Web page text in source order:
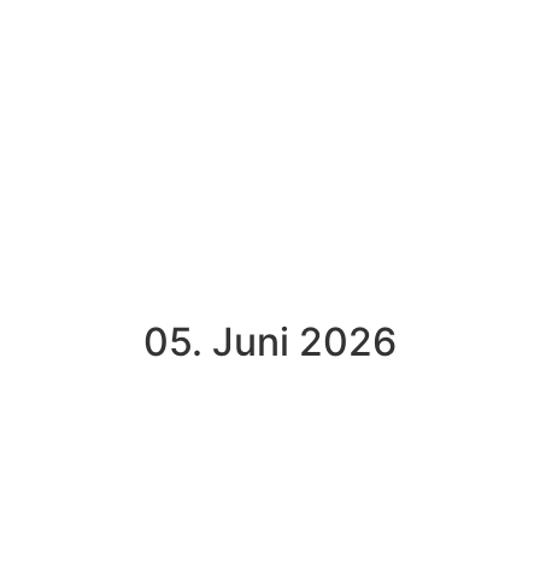
05. Juni 2026